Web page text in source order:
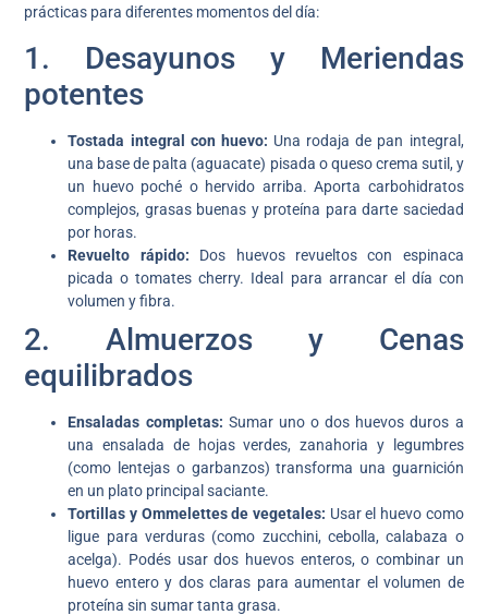
prácticas para diferentes momentos del día:
1. Desayunos y Meriendas
potentes
Tostada integral con huevo: Una rodaja de pan integral,
una base de palta (aguacate) pisada o queso crema sutil, y
un huevo poché o hervido arriba. Aporta carbohidratos
complejos, grasas buenas y proteína para darte saciedad
por horas.
Revuelto rápido: Dos huevos revueltos con espinaca
picada o tomates cherry. Ideal para arrancar el día con
volumen y fibra.
2. Almuerzos y Cenas
equilibrados
Ensaladas completas: Sumar uno o dos huevos duros a
una ensalada de hojas verdes, zanahoria y legumbres
(como lentejas o garbanzos) transforma una guarnición
en un plato principal saciante.
Tortillas y Ommelettes de vegetales: Usar el huevo como
ligue para verduras (como zucchini, cebolla, calabaza o
acelga). Podés usar dos huevos enteros, o combinar un
huevo entero y dos claras para aumentar el volumen de
proteína sin sumar tanta grasa.